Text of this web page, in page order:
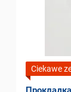
Ciekawe